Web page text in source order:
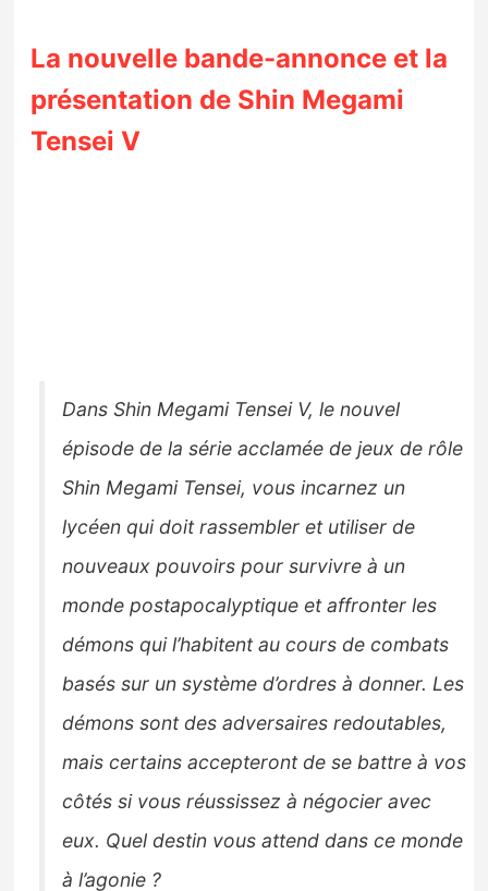
La nouvelle bande-annonce et la
présentation de Shin Megami
Tensei V
Dans Shin Megami Tensei V, le nouvel
épisode de la série acclamée de jeux de rôle
Shin Megami Tensei, vous incarnez un
lycéen qui doit rassembler et utiliser de
nouveaux pouvoirs pour survivre à un
monde postapocalyptique et affronter les
démons qui l’habitent au cours de combats
basés sur un système d’ordres à donner. Les
démons sont des adversaires redoutables,
mais certains accepteront de se battre à vos
côtés si vous réussissez à négocier avec
eux. Quel destin vous attend dans ce monde
à l’agonie ?